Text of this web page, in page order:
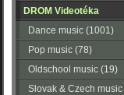
DROM Videotéka
Dance music (1001)
Pop music (78)
Oldschool music (19)
Slovak & Czech music